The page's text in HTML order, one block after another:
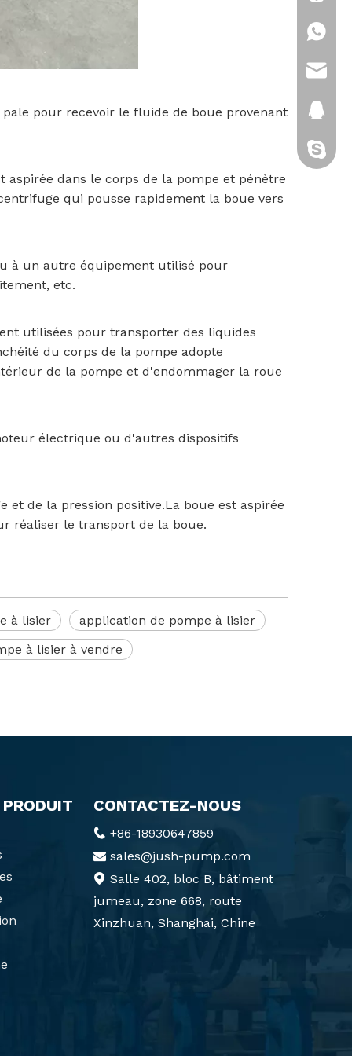
pour recevoir le fluide de boue provenant
dans le corps de la pompe et pénètre
qui pousse rapidement la boue vers
à un autre équipement utilisé pour
etc.
utilisées pour transporter des liquides
du corps de la pompe adopte
de la pompe et d'endommager la roue
électrique ou d'autres dispositifs
de la pression positive.La boue est aspirée
réaliser le transport de la boue.
à lisier
application de pompe à lisier
à lisier à vendre
CONTACTEZ-NOUS
 +86-18930647859
 sales@jush-pump.com
 Salle 402, bloc B, bâtiment
jumeau, zone 668, route
Xinzhuan, Shanghai, Chine
+86-
cixi-kitty